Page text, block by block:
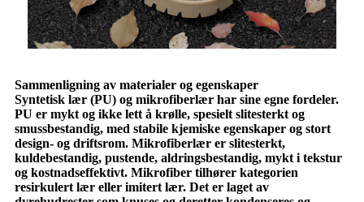
Sammenligning av materialer og egenskaper
Syntetisk lær (PU) og mikrofiberlær har sine egne fordeler.
PU er mykt og ikke lett å krølle, spesielt slitesterkt og
smussbestandig, med stabile kjemiske egenskaper og stort
design- og driftsrom. Mikrofiberlær er slitesterkt,
kuldebestandig, pustende, aldringsbestandig, mykt i tekstur
og kostnadseffektivt. Mikrofiber tilhører kategorien
resirkulert lær eller imitert lær. Det er laget av